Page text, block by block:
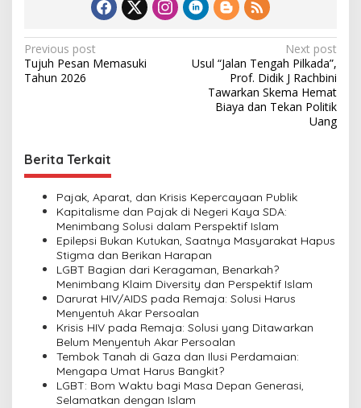
P
o
a
Previous post
Tujuh Pesan Memasuki
Tahun 2026
Next post
Usul “Jalan Tengah Pilkada”,
Prof. Didik J Rachbini
Tawarkan Skema Hemat
Biaya dan Tekan Politik
Uang
Berita Terkait
Pajak, Aparat, dan Krisis Kepercayaan Publik
Kapitalisme dan Pajak di Negeri Kaya SDA:
Menimbang Solusi dalam Perspektif Islam
Epilepsi Bukan Kutukan, Saatnya Masyarakat Hapus
Stigma dan Berikan Harapan
LGBT Bagian dari Keragaman, Benarkah?
Menimbang Klaim Diversity dan Perspektif Islam
Darurat HIV/AIDS pada Remaja: Solusi Harus
Menyentuh Akar Persoalan
Krisis HIV pada Remaja: Solusi yang Ditawarkan
Belum Menyentuh Akar Persoalan
Tembok Tanah di Gaza dan Ilusi Perdamaian:
Mengapa Umat Harus Bangkit?
LGBT: Bom Waktu bagi Masa Depan Generasi,
Selamatkan dengan Islam